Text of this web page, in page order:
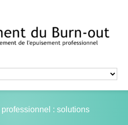
: solutions